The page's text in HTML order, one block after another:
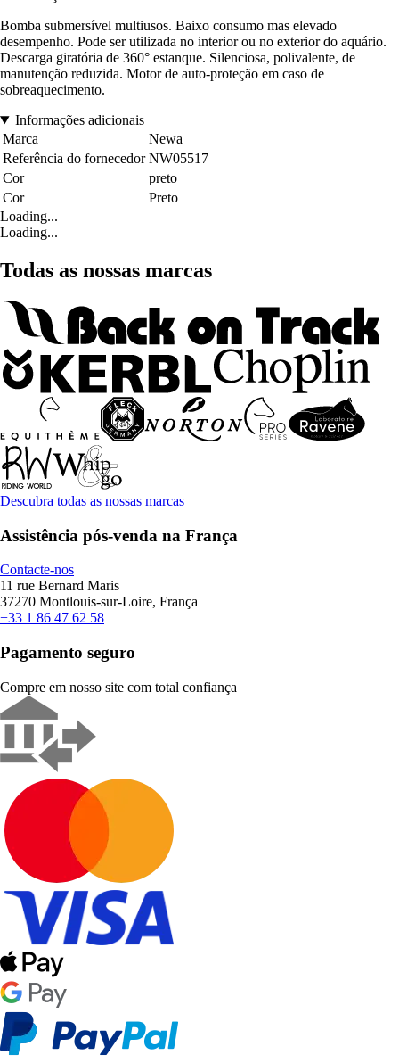
Bomba submersível multiusos. Baixo consumo mas elevado
desempenho. Pode ser utilizada no interior ou no exterior do aquário.
Descarga giratória de 360° estanque. Silenciosa, polivalente, de
manutenção reduzida. Motor de auto-proteção em caso de
sobreaquecimento.
Informações adicionais
Marca
Newa
Referência do fornecedor NW05517
Cor
preto
Cor
Preto
Loading...
Loading...
Todas as nossas marcas
Descubra todas as nossas marcas
Assistência pós-venda na França
Contacte-nos
11 rue Bernard Maris
37270 Montlouis-sur-Loire, França
+33 1 86 47 62 58
Pagamento seguro
Compre em nosso site com total confiança